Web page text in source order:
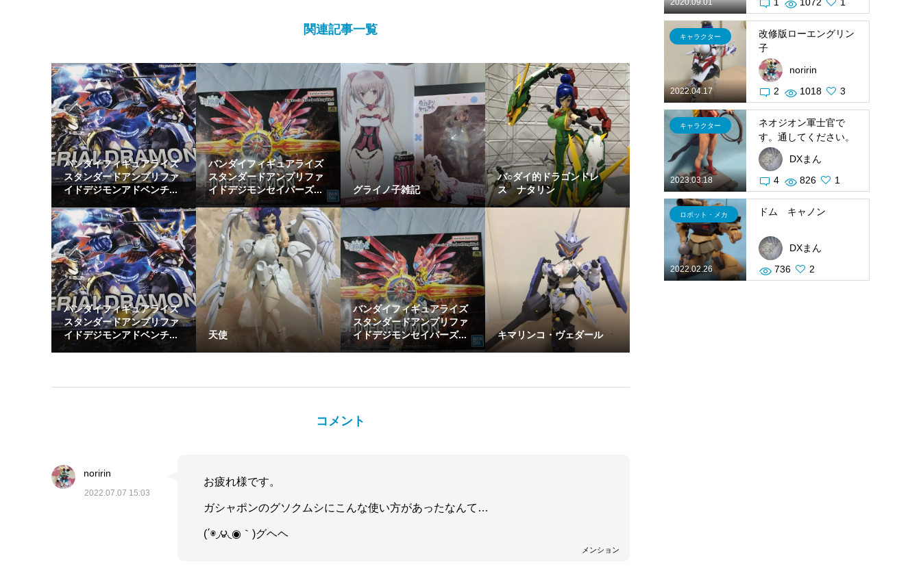
関連記事一覧
バンダイフィギュアライズ
スタンダードアンプリファ
イドデジモンアドベンチ...
バンダイフィギュアライズ
スタンダードアンプリファ
イドデジモンセイバーズ...
グライノ子雑記
バ○ダイ的ドラゴンドレ
ス ナタリン
バンダイフィギュアライズ
スタンダードアンプリファ
イドデジモンアドベンチ...
天使
バンダイフィギュアライズ
スタンダードアンプリファ
イドデジモンセイバーズ...
キマリンコ・ヴェダール
コメント
noririn
2022.07.07 15:03
メンション
お疲れ様です。
ガシャポンのグソクムシにこんな使い方があったなんて…
(΄◉◞౪◟◉｀)グヘヘ
2020.09.01
2022.04.17
キャラクター
改修版ローエングリン
子
noririn
2
1018 3
2023.03.18
キャラクター
ネオジオン軍士官で
す。通してください。
DXまん
4
826 1
2022.02.26
ロボット・メカ ドム キャノン
DXまん
736
2